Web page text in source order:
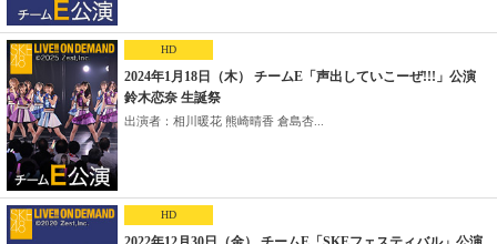
HD
2024年1月18日（木） チームE「声出していこーぜ!!!」公演
鈴木恋奈 生誕祭
出演者：相川暖花 熊崎晴香 倉島杏...
HD